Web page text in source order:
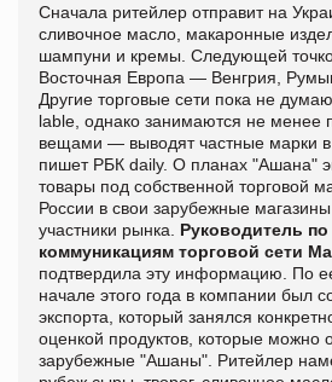
Сначала ритейлер отправит на
сливочное масло, макаронные
шампуни и кремы. Следующей
Восточная Европа — Венгрия,
Другие торговые сети пока не
lable, однако занимаются не менее
вещами — выводят частные марки в
пишет РБК daily. О планах "Ашана"
товары под собственной торговой
России в свои зарубежные
участники рынка. Руководитель
коммуникациям торговой сети
подтвердила эту информацию. По
начале этого года в компании был
экспорта, который занялся
оценкой продуктов, которые можно
зарубежные "Ашаны". Ритейлер